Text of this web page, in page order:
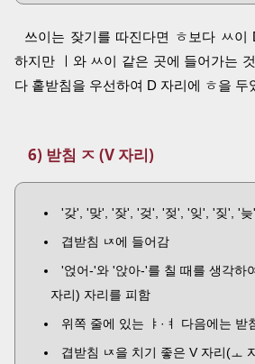
쓰이는 잦기를 따진다면 ㅎ보다 ㅆ이
하지만 ㅣ와 ㅆ이 같은 곳에 들어가는
다 홑받침을 우선하여 D 자리에 ㅎ을 두
6) 받침 ㅈ (V 자리)
'갖', '맞', '잦', '겆', '젖', '잊', '짖', '늦'
겹받침 ㄵ에 들어감
'얹어-'와 '앉아-'를 칠 때를 생각하
자리) 자리를 피함
위쪽 줄에 있는 ㅑ·ㅕ 다음에는 받
겹받침 ㄵ을 치기 좋은 V 자리(ㅗ